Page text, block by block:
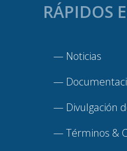
RÁPIDOS
— Noticias
—
— Divulgación
—Términos &